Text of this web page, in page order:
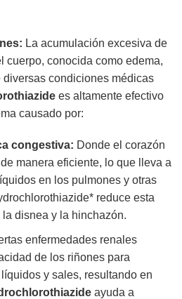
La acumulación excesiva de
cuerpo, conocida como edema,
diversas condiciones médicas
es altamente efectivo
causado por:
congestiva: Donde el corazón
manera eficiente, lo que lleva a
en los pulmones y otras
reduce esta
disnea y la hinchazón.
enfermedades renales
de los riñones para
y sales, resultando en
ayuda a